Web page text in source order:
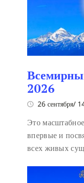
2026
26 сентября/
Это
впервые и
всех живых